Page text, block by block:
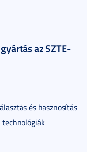
az SZTE-
és hasznosítás
technológiák